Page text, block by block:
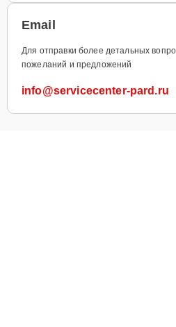
Email
Для отправки более детальных
пожеланий и предложений
info@servicecenter-pard.ru